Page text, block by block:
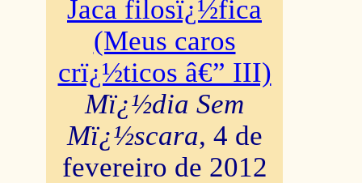
Jaca filosï¿½fica
(Meus caros
crï¿½ticos â€” III)
Mï¿½dia Sem
Mï¿½scara, 4 de
fevereiro de 2012